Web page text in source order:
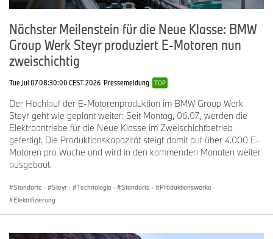
Nächster Meilenstein für die Neue Klasse: BMW
Group Werk Steyr produziert E-Motoren nun
zweischichtig
Tue Jul 07 08:30:00 CEST 2026 Pressemeldung TOP
Der Hochlauf der E-Motorenproduktion im BMW Group Werk
Steyr geht wie geplant weiter: Seit Montag, 06.07., werden die
Elektroantriebe für die Neue Klasse im Zweischichtbetrieb
gefertigt. Die Produktionskapazität steigt damit auf über 4.000 E-
Motoren pro Woche und wird in den kommenden Monaten weiter
ausgebaut.
Standorte · Steyr · Technologie · Standorte · Produktionswerke ·
Elektrifizierung